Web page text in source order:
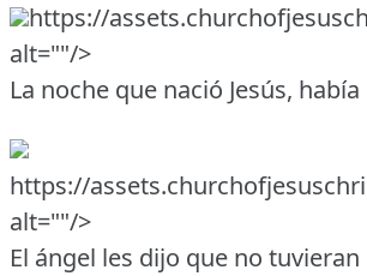
https://
alt=""/>
La noche que nació Jesús,
https://
alt=""/>
El ángel les dijo que no